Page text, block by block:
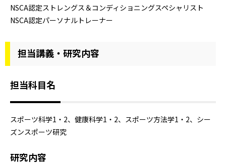
NSCA認定ストレングス＆コンディショニングスペシャリスト
NSCA認定パーソナルトレーナー
担当講義・研究内容
担当科目名
スポーツ科学1・2、健康科学1・2、スポーツ方法学1・2、シー
ズンスポーツ研究
研究内容